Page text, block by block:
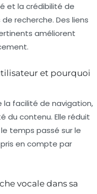
et la crédibilité de
recherche. Des liens
améliorent
et pourquoi
la facilité de navigation,
du contenu. Elle réduit
temps passé sur le
en compte par
vocale dans sa